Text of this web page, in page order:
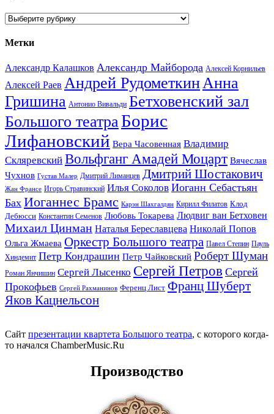
Рубрики
Метки
Александр Калашков Александр Майборода Алексей Корнильев
Алексей Раев Андрей РудометкинАнна
Гришина Антонио Вивальди Бетховенский зал
Большого театраБорис
Лифановский Вера Часовенная Владимир
Скляревский Вольфганг Амадей Моцарт Вячеслав
Чухнов Густав Малер Дмитрий Лиманцев Дмитрий Шостакович
Жан Франсе Игорь Стравинский Илья Соколов Иоганн Себастьян
Бах Иоганнес Брамс Карэн Шахгалдян Кирилл Филатов Клод
Дебюсси Константин Семенов Любовь Токарева Людвиг ван Бетховен
Михаил Цинман Наталья Береславцева Николай Попов
Ольга Жмаева Оркестр Большого театра Павел Степин Пауль
Хиндемит Петр Кондрашин Петр Чайковский Роберт Шуман
Роман Янчишин Сергей Лысенко Сергей Петров Сергей
Прокофьев Сергей Рахманинов Ференц Лист Франц Шуберт
Яков Кацнельсон
Сайт презентации квартета Большого театра, с которого когда-
то начался ChamberMusic.Ru
Производство